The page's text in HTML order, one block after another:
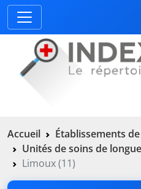
Accueil
Établissements
Unités de soins de
Limoux (11)